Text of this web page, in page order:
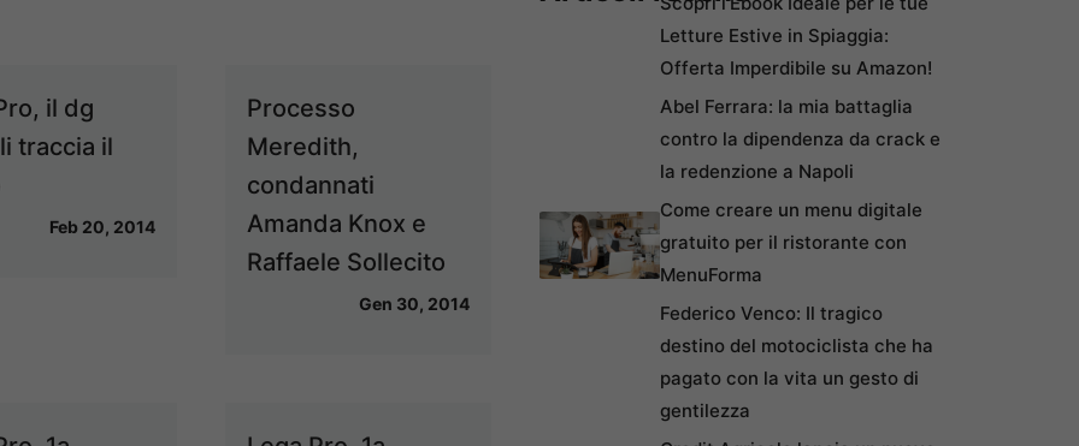
il dg
traccia il
Feb 20, 2014
Processo
Meredith,
condannati
Amanda Knox e
Raffaele Sollecito
Gen 30, 2014
Letture Estive in Spiaggia:
Offerta Imperdibile su Amazon!
Abel Ferrara: la mia battaglia
contro la dipendenza da crack e
la redenzione a Napoli
Come creare un menu digitale
gratuito per il ristorante con
MenuForma
Federico Venco: Il tragico
destino del motociclista che ha
pagato con la vita un gesto di
gentilezza